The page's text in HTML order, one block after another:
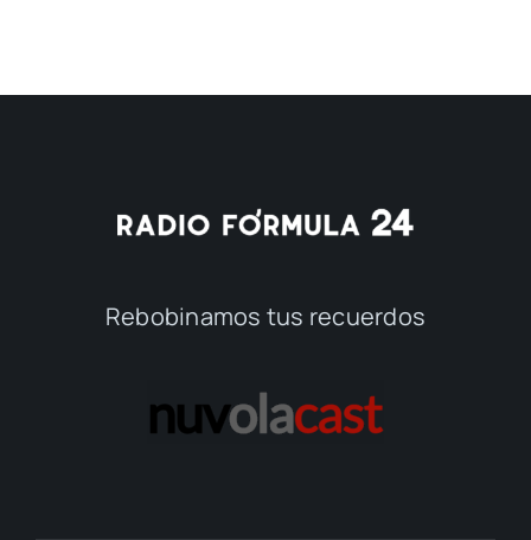
Rebobinamos tus recuerdos